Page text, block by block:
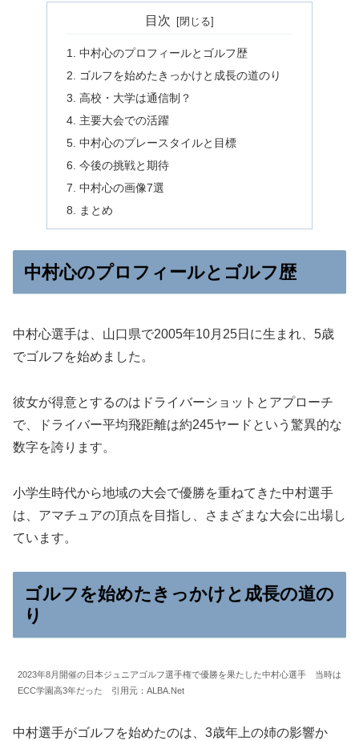
目次
中村心のプロフィールとゴルフ歴
ゴルフを始めたきっかけと成長の道のり
高校・大学は通信制？
主要大会での活躍
中村心のプレースタイルと目標
今後の挑戦と期待
中村心の画像7選
まとめ
中村心のプロフィールとゴルフ歴
中村心選手は、山口県で2005年10月25日に生まれ、5歳
でゴルフを始めました。
彼女が得意とするのはドライバーショットとアプローチ
で、ドライバー平均飛距離は約245ヤードという驚異的な
数字を誇ります。
小学生時代から地域の大会で優勝を重ねてきた中村選手
は、アマチュアの頂点を目指し、さまざまな大会に出場し
ています。
ゴルフを始めたきっかけと成長の道の
り
2023年8月開催の日本ジュニアゴルフ選手権で優勝を果たした中村心選手 当時は
ECC学園高3年だった 引用元：ALBA.Net
中村選手がゴルフを始めたのは、3歳年上の姉の影響か